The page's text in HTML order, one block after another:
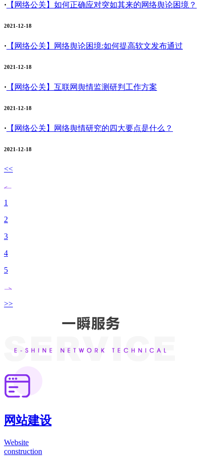
· 【网络公关】 如何正确应对突如其来的网络舆论困境？
2021-12-18
· 【网络公关】 网络舆论困境:如何提高软文发布通过
2021-12-18
· 【网络公关】 互联网舆情监测研判工作方案
2021-12-18
· 【网络公关】 网络舆情研究的四大要点是什么？
2021-12-18
<<
1
2
3
4
5
>>
网站建设
Website
construction